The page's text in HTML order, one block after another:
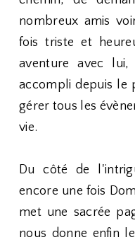
nombreux amis
fois triste et
aventure avec
accompli depuis le
gérer tous les
vie.
Du côté de
encore une fois
met une sacrée
nous donne enfin